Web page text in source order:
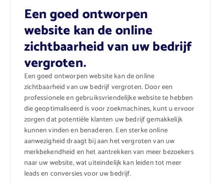
Een goed ontworpen
website kan de online
zichtbaarheid van uw bedrijf
vergroten.
Een goed ontworpen website kan de online
zichtbaarheid van uw bedrijf vergroten. Door een
professionele en gebruiksvriendelijke website te hebben
die geoptimaliseerd is voor zoekmachines, kunt u ervoor
zorgen dat potentiële klanten uw bedrijf gemakkelijk
kunnen vinden en benaderen. Een sterke online
aanwezigheid draagt bij aan het vergroten van uw
merkbekendheid en het aantrekken van meer bezoekers
naar uw website, wat uiteindelijk kan leiden tot meer
leads en conversies voor uw bedrijf.